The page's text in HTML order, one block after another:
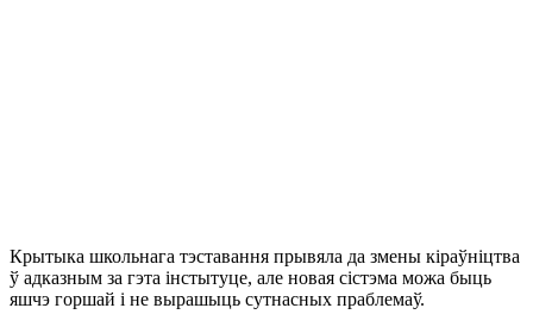
Крытыка школьнага тэставання прывяла да змены кіраўніцтва
ў адказным за гэта інстытуце, але новая сістэма можа быць
яшчэ горшай і не вырашыць сутнасных праблемаў.